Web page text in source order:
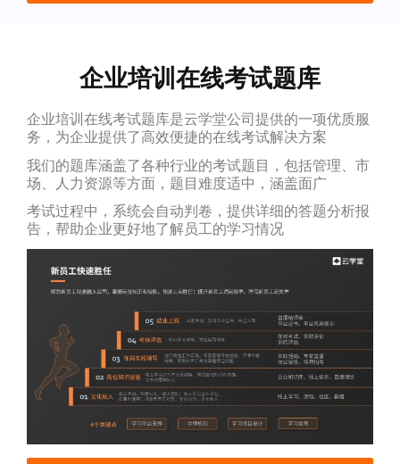
企业培训在线考试题库
企业培训在线考试题库是云学堂公司提供的一项优质服
务，为企业提供了高效便捷的在线考试解决方案
我们的题库涵盖了各种行业的考试题目，包括管理、市
场、人力资源等方面，题目难度适中，涵盖面广
考试过程中，系统会自动判卷，提供详细的答题分析报
告，帮助企业更好地了解员工的学习情况